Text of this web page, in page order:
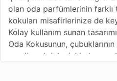
olan oda parfümlerinin
kokuları misafirlerinize de
Kolay kullanım sunan
Oda Kokusunun,
çevrilmesi daha iyi koku